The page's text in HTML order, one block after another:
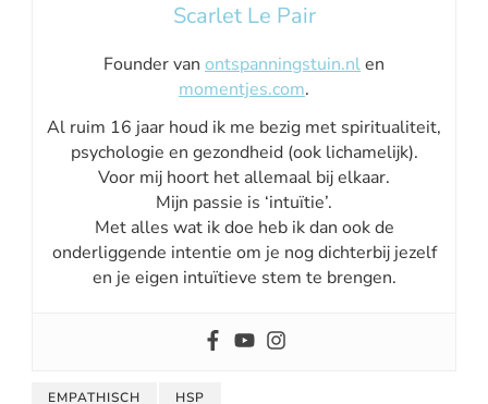
Scarlet Le Pair
Founder van ontspanningstuin.nlen
momentjes.com.
Al ruim 16 jaar houd ik me bezig met spiritualiteit,
psychologie en gezondheid (ook lichamelijk).
Voor mij hoort het allemaal bij elkaar.
Mijn passie is ‘intuïtie’.
Met alles wat ik doe heb ik dan ook de
onderliggende intentie om je nog dichterbij jezelf
en je eigen intuïtieve stem te brengen.
EMPATHISCH HSP